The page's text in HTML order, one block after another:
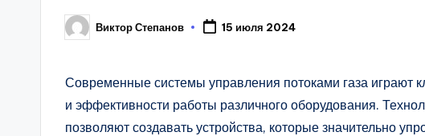
Posted
by
Виктор Степанов 15 июля 2024
Современные системы управления потоками газа играют
и эффективности работы различного оборудования.
позволяют создавать устройства, которые значительно